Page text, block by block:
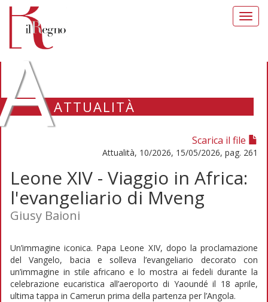
ATTUALITÀ
Scarica il file
Attualità, 10/2026, 15/05/2026, pag. 261
Leone XIV - Viaggio in Africa:
l'evangeliario di Mveng
Giusy Baioni
Un’immagine iconica. Papa Leone XIV, dopo la proclamazione
del Vangelo, bacia e solleva l’evangeliario decorato con
un’immagine in stile africano e lo mostra ai fedeli durante la
celebrazione eucaristica all’aeroporto di Yaoundé il 18 aprile,
ultima tappa in Camerun prima della partenza per l’Angola.